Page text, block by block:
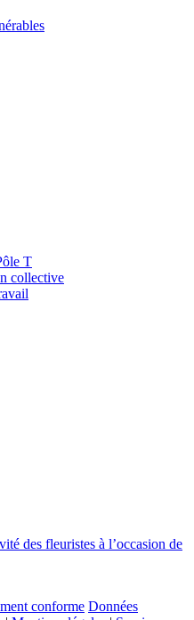
T
collective
des fleuristes à l’occasion de
conforme Données